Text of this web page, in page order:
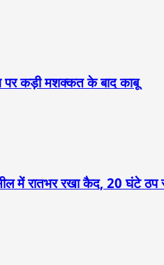
कड़ी मशक्कत के बाद काबू
में रातभर रखा कैद, 20 घंटे ठप